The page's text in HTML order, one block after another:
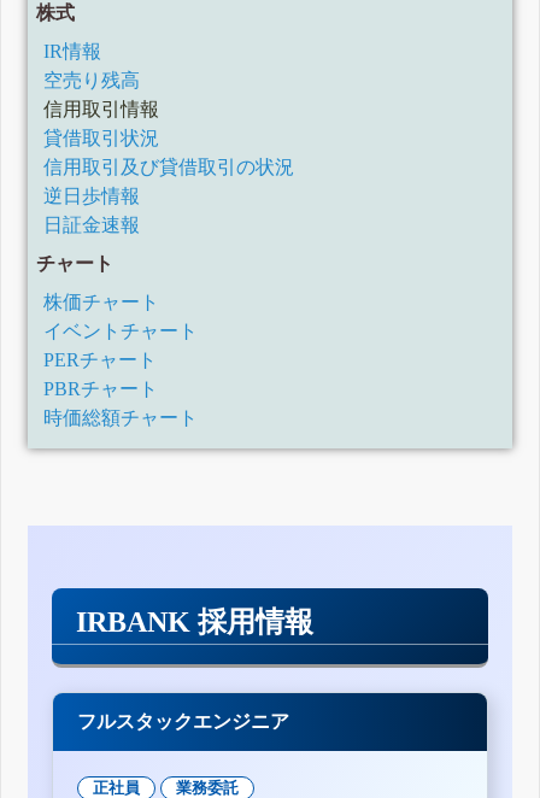
株式
IR情報
空売り残高
信用取引情報
貸借取引状況
信用取引及び貸借取引の状況
逆日歩情報
日証金速報
チャート
株価チャート
イベントチャート
PERチャート
PBRチャート
時価総額チャート
IRBANK 採用情報
フルスタックエンジニア
正社員 業務委託